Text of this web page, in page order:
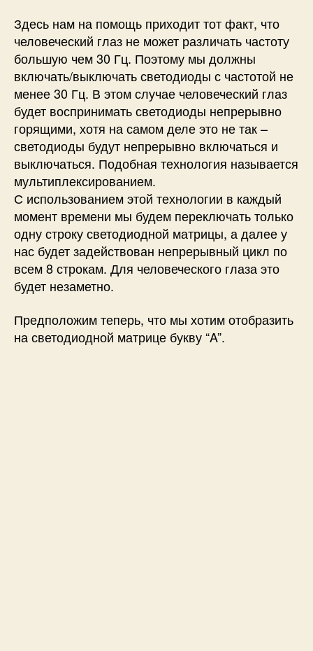
Здесь нам на помощь приходит тот факт, что
человеческий глаз не может различать частоту
большую чем 30 Гц. Поэтому мы должны
включать/выключать светодиоды с частотой не
менее 30 Гц. В этом случае человеческий глаз
будет воспринимать светодиоды непрерывно
горящими, хотя на самом деле это не так –
светодиоды будут непрерывно включаться и
выключаться. Подобная технология называется
мультиплексированием.
С использованием этой технологии в каждый
момент времени мы будем переключать только
одну строку светодиодной матрицы, а далее у
нас будет задействован непрерывный цикл по
всем 8 строкам. Для человеческого глаза это
будет незаметно.
Предположим теперь, что мы хотим отобразить
на светодиодной матрице букву “A”.